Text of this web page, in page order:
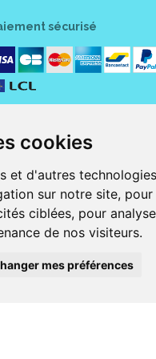
cookies
et d'autres
sur notre site,
ciblées, pour
de nos visiteurs.
mes préférences
sécurisé
Jeanne d' Harcourt, 80300 Albert.
ordonnance.
et iPod touch), ou sur Google Play
Bancontact, PayPal.